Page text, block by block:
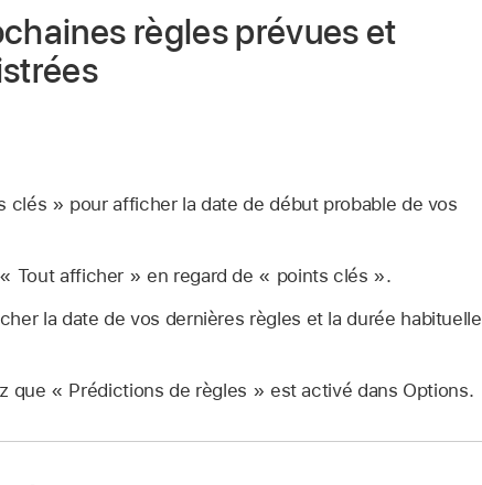
règles prévues et
clés » pour afficher la date de début probable de vos
Tout afficher » en regard de « points clés ».
la date de vos dernières règles et la durée habituelle
que « Prédictions de règles » est activé dans Options.